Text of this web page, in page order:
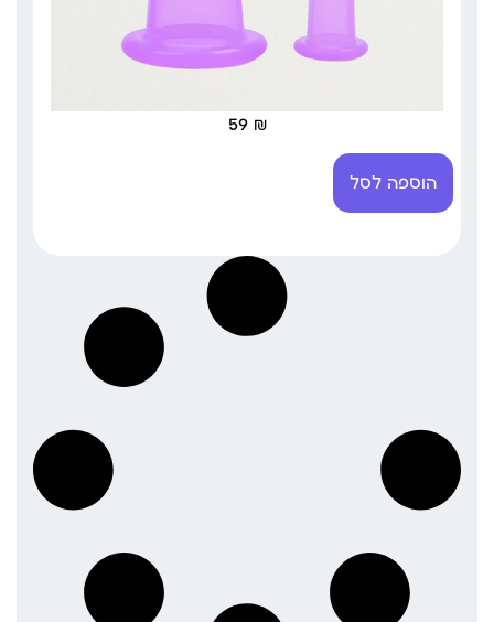
59 ₪
הוספה לסל